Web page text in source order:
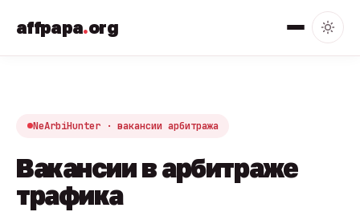
affpapa.org
NeArbiHunter · вакансии арбитража
Вакансии в арбитраже
трафика